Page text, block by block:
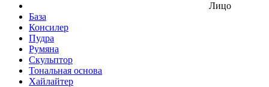
Лицо
База
Консилер
Пудра
Румяна
Скульптор
Тональная основа
Хайлайтер